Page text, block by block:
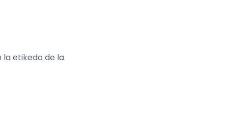
etikedo de la